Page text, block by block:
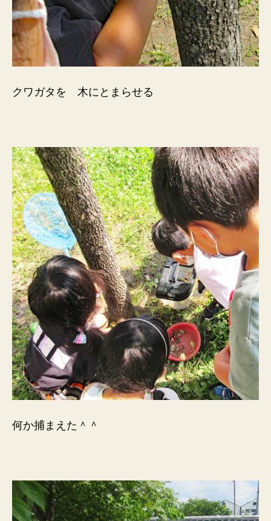
クワガタを 木にとまらせる
何か捕まえた＾＾